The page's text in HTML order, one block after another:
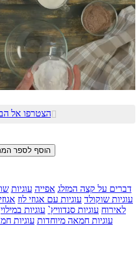
הצטרפו אל
דברים על קצה המזלג אפייה עוגיות
עוגיות שוקולד עוגיות עם אגוזי לוז
לאירוח עוגיות סנדוויץ` עוגיות במילוי
עוגיות חמאה מיוחדות עוגיות